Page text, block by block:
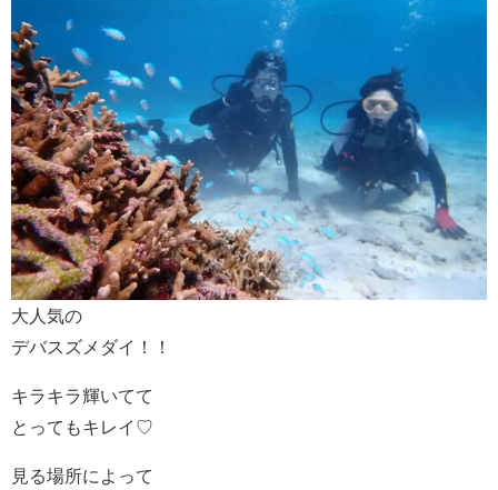
大人気の
デバスズメダイ！！
キラキラ輝いてて
とってもキレイ♡
見る場所によって